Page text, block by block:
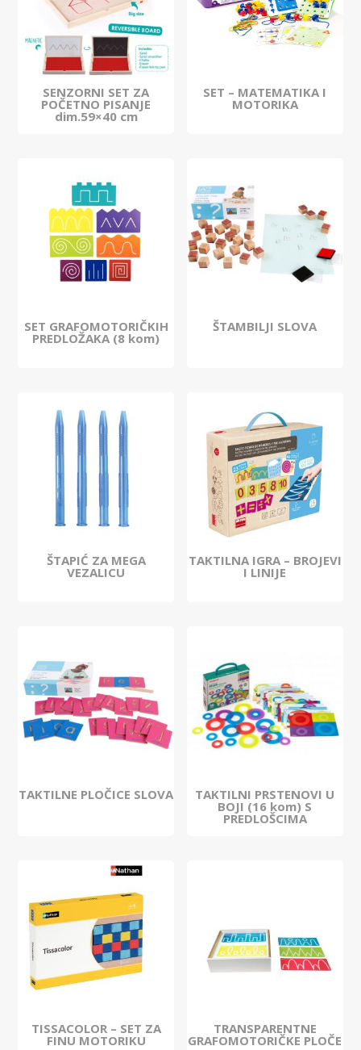
SENZORNI SET ZA
POČETNO PISANJE
dim.59×40 cm
SET – MATEMATIKA I
MOTORIKA
SET GRAFOMOTORIČKIH
PREDLOŽAKA (8 kom)
ŠTAMBILJI SLOVA
ŠTAPIĆ ZA MEGA
VEZALICU
TAKTILNA IGRA – BROJEVI
I LINIJE
TAKTILNE PLOČICE SLOVA TAKTILNI PRSTENOVI U
BOJI (16 kom) S
PREDLOŠCIMA
TISSACOLOR – SET ZA
FINU MOTORIKU
TRANSPARENTNE
GRAFOMOTORIČKE PLOČE